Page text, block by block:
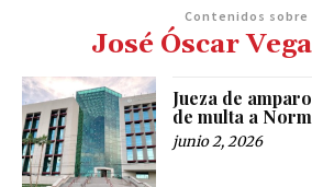
Contenidos sobre
José Óscar
Jueza de
de multa a
junio 2, 2026